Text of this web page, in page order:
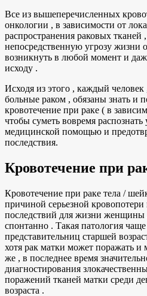
Все из вышеперечисленных
онкологии , в зависимости от
распространения раковых тканей
непосредственную угрозу жизни
возникнуть в любой момент и
исходу .
Исходя из этого , каждый
больные раком , обязаны знать и
кровотечение при раке ( в
чтобы суметь вовремя распознать
медицинской помощью и
последствия.
Кровотечение при
Кровотечение при раке тела /
причиной серьезной
последствий для жизни женщины
спонтанно . Такая патология
представительниц старшей
хотя рак матки может поражать
же , в последнее время
диагностирования
поражений тканей матки среди
возраста .